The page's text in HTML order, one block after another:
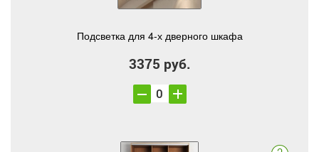
Подсветка для 4-х дверного шкафа
3375 руб.